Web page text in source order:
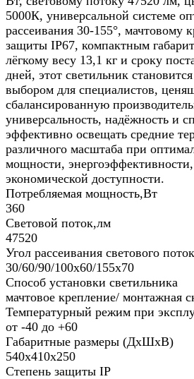
5000К, универсальной системе
рассеивания 30-155°, мачтовому
защиты IP67, компактным
лёгкому весу 13,1 кг и сроку
дней, этот светильник
выбором для специалистов,
сбалансированную
универсальность, надёжность и
эффективно освещать средние
различного масштаба при
мощности,
экономической доступности.
Потребляемая мощность,Вт
360
Световой поток,лм
47520
Угол рассеивания светового
30/60/90/100x60/155x70
Способ установки светильника
мачтовое крепление/ монтажная
Температурный режим при
от -40 до +60
Габаритные размеры (ДхШхВ)
540х410х250
Степень защиты IP